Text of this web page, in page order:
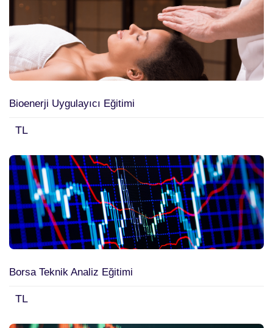
Bioenerji Uygulayıcı Eğitimi
TL
Borsa Teknik Analiz Eğitimi
TL